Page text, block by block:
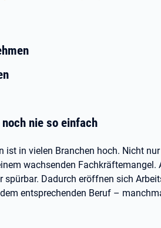
nie so einfach
ist in vielen Branchen hoch. Nicht
wachsenden Fachkräftemangel.
spürbar. Dadurch eröffnen sich
entsprechenden Beruf –